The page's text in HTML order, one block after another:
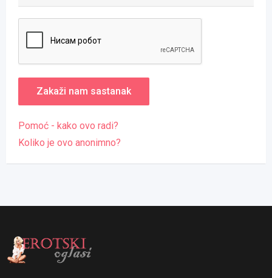
Pomoć - kako ovo radi?
Koliko je ovo anonimno?